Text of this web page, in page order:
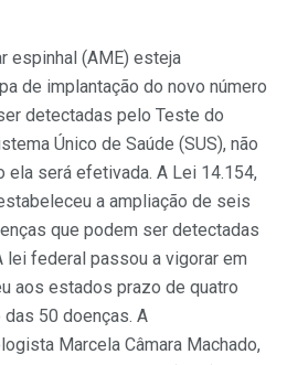
espinhal (AME) esteja
de implantação do novo número
detectadas pelo Teste do
Único de Saúde (SUS), não
ela será efetivada. A Lei 14.154,
a ampliação de seis
que podem ser detectadas
lei federal passou a vigorar em
aos estados prazo de quatro
das 50 doenças. A
Marcela Câmara Machado,